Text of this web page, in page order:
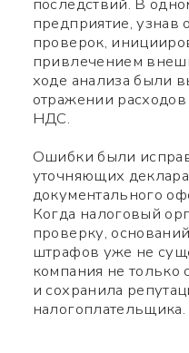
последствий. В
предприятие,
проверок,
привлечением
ходе анализа были
отражении
НДС.
Ошибки были
уточняющих
документального
Когда налоговый
проверку,
штрафов уже не
компания не только
и сохранила
налогоплательщика.